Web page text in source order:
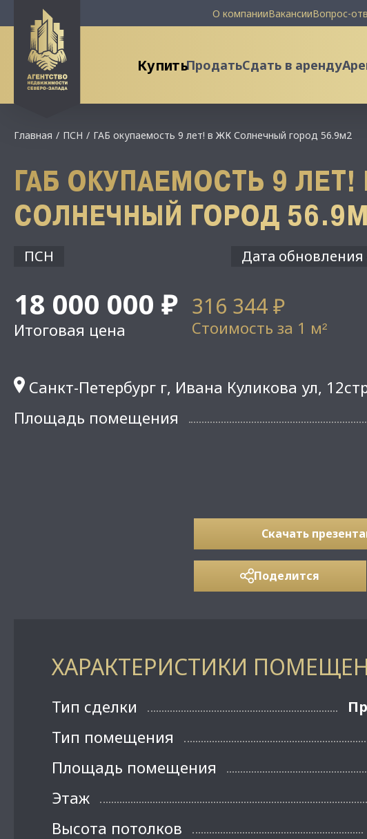
О компанииВакансииВопрос-
КупитьПродатьСдать в аренду
Главная ПСН ГАБ окупаемость 9 лет! в ЖК Солнечный город 56.9м2
ГАБ ОКУПАЕМОСТЬ 9 ЛЕТ!
СОЛНЕЧНЫЙ ГОРОД
ПСН Дата обновления
18 000 000 ₽
Итоговая цена
316 344 ₽
Стоимость за 1 м²
Санкт-Петербург г, Ивана Куликова ул,
Площадь помещения
Скачать
Поделится
ХАРАКТЕРИСТИКИ
Тип сделки
Тип помещения
Площадь помещения
Этаж
Высота потолков